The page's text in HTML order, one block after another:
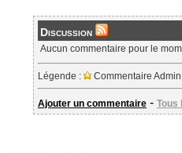
Discussion
Aucun commentaire pour le
Légende : Commentaire Admin
Ajouter un commentaire - Tous